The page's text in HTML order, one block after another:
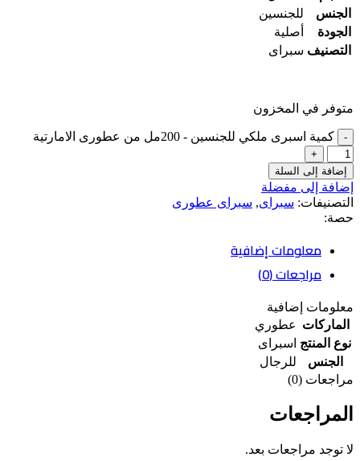
الجنس
للجنسين
الجودة
أصلية
التصنيف سبراى
متوفر في المخزون
كمية اسبرى ملكي للجنسين - 200مل من عطورى الامارتية
إضافة إلى السلة
إضافة إلى مفضلة
التصنيفات: سبراى, سبراى عطورى
حصة:
معلومات إضافية
مراجعات (0)
معلومات إضافية
الماركات عطوري
نوع المنتج اسبراى
الجنس
للرجال
مراجعات (0)
المراجعات
لا توجد مراجعات بعد.